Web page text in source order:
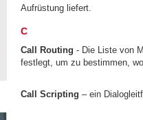
Aufrüstung liefert.
C
Call Routing - Die Liste von
festlegt, um zu bestimmen,
Call Scripting – ein